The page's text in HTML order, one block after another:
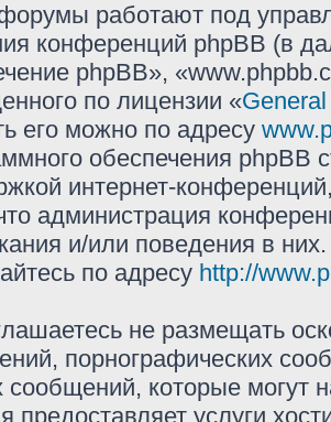
работают под
конференций phpBB (в
phpBB»,
по лицензии «
его можно по адресу
обеспечения phpBB
интернет-
администрация
и/или поведения в
по адресу http://
не размещать
порнографических
сообщений, которые могут
предоставляет услуги